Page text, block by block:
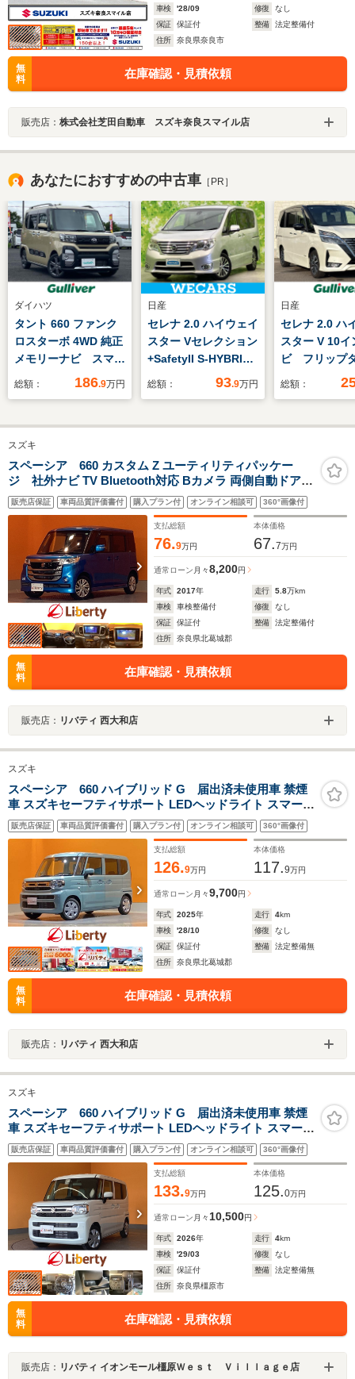
車検
'28/09 修復
なし
保証
保証付 整備
法定整備付
住所
奈良県奈良市
無
料
在庫確認・見積依頼
販売店： 株式会社芝田自動車 スズキ奈良スマイル店
あなたにおすすめの中古車 ［PR］
ダイハツ
タント 660 ファンク
ロスターボ 4WD 純正
メモリーナビ スマー
トアシスト 衝突被害
ルーズコントロール
レーンキープアシス
ト クリアランスソナ
ー バックカメラ ビ
ルトインETC ドライ
ブレコーダー
総額： 186.9万円
日産
セレナ 2.0 ハイウェイ
スター Vセレクション
+SafetyII S-HYBRID
新品タイヤ/純正 SDナ
方位モニター/車線逸
ヘッドランプ
LED/ETC/EBD付ABS/
横滑り防止装置/アイ
ドリングストップ
総額： 93.9万円
日産
セレナ 2.0 ハ
スター V 10イ
ビ フリップ
ニター 両側
ラ デジタル
ポットモニ
TV
ETC プッシ
ト
総額：
スズキ
スペーシア 660 カスタム Z ユーティリティパッケー
ジ 社外ナビ TV Bluetooth対応 Bカメラ 両側自動ドア
ETC HIDヘッドライト フォグライト スマートキー プッシ
ュスタート アイドリングストップ ステアリングスイッチ
純正アルミホイール オートエアコン
販売店保証 車両品質評価書付 購入プラン付 オンライン相談可 360°画像付
支払総額
76.9万円
本体価格
67.7万円
通常ローン 月々8,200円
年式 2017年 走行 5.8万km
車検
車検整備付 修復
なし
保証
保証付 整備
法定整備付
住所
奈良県北葛城郡
無
料
在庫確認・見積依頼
販売店： リバティ 西大和店
スズキ
スペーシア 660 ハイブリッド G 届出済未使用車 禁煙
車 スズキセーフティサポート LEDヘッドライト スマート
キー プッシュスタート アイドリングストップ 両側スライ
ドドア ステアリングスイッチ 電動格納ミラー オートエア
販売店保証 車両品質評価書付 購入プラン付 オンライン相談可 360°画像付
支払総額
126.9万円
本体価格
117.9万円
通常ローン 月々9,700円
年式 2025年 走行 4km
車検
'28/10 修復
なし
保証
保証付 整備
法定整備無
住所
奈良県北葛城郡
無
料
在庫確認・見積依頼
販売店： リバティ 西大和店
スズキ
スペーシア 660 ハイブリッド G 届出済未使用車 禁煙
車 スズキセーフティサポート LEDヘッドライト スマート
キー プッシュスタート アイドリングストップ 両側スライ
ドドア ステアリングスイッチ 電動格納ミラー オートエア
販売店保証 車両品質評価書付 購入プラン付 オンライン相談可 360°画像付
支払総額
133.9万円
本体価格
125.0万円
通常ローン 月々 10,500円
年式 2026年 走行 4km
車検
'29/03 修復
なし
保証
保証付 整備
法定整備無
住所
奈良県橿原市
無
料
在庫確認・見積依頼
販売店： リバティ イオンモール橿原Ｗｅｓｔ Ｖｉｌｌａｇｅ店